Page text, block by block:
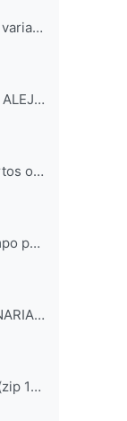
Bloque I: Función real de variable real PE-EPR-...
BLOQUES I y II LR-B-001. ALEJANDRE, J.L., ALL...
Enlaces a recursos abiertos o gratuitos accesible...
Bloques temáticos Tiempo previsto de apr...
FACULTAD de VETERINARIA Dep...
Descargar todo el curso (zip 172MB)